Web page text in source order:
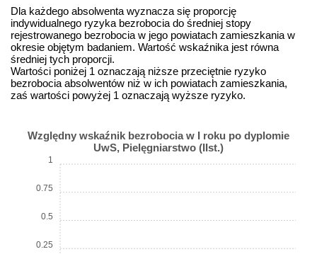
Dla każdego absolwenta wyznacza się proporcję
indywidualnego ryzyka bezrobocia do średniej stopy
rejestrowanego bezrobocia w jego powiatach zamieszkania w
okresie objętym badaniem. Wartość wskaźnika jest równa
średniej tych proporcji.
Wartości poniżej 1 oznaczają niższe przeciętnie ryzyko
bezrobocia absolwentów niż w ich powiatach zamieszkania,
zaś wartości powyżej 1 oznaczają wyższe ryzyko.
Względny wskaźnik bezrobocia w I roku po dyplomie
UwS, Pielęgniarstwo (IIst.)
0.25
0.5
0.75
1